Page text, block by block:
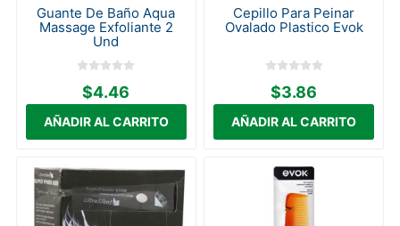
Guante De Baño Aqua
Massage Exfoliante 2
Und
$4.46
Cepillo Para Peinar
Ovalado Plastico Evok
$3.86